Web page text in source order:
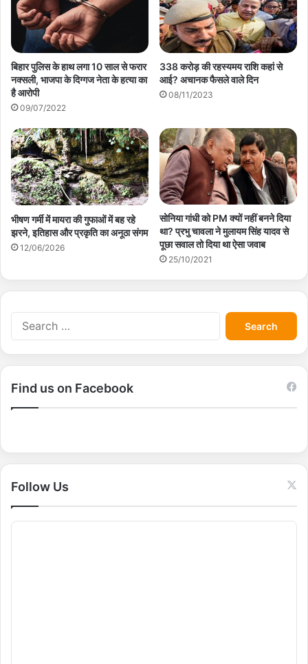
बिहार पुलिस के हाथ लगा 10 साल से फरार
नक्सली, भाजपा के दिग्गज नेता के हत्या का
है आरोपी
09/07/2022
338 करोड़ की रहस्यमय राशि कहां से
आई? अचानक फैसले वाले दिन
08/11/2023
भीषण गर्मी में मायरा की गुफाओं में बह रहे
झरने, इतिहास और प्रकृति का अनूठा संगम
12/06/2026
सोनिया गांधी को PM क्यों नहीं बनने दिया
था? प्रभु चावला ने मुलायम सिंह यादव से
पूछा सवाल तो दिया था ऐसा जवाब
25/10/2021
S
e
a
r
r
Find us on Facebook
Follow Us